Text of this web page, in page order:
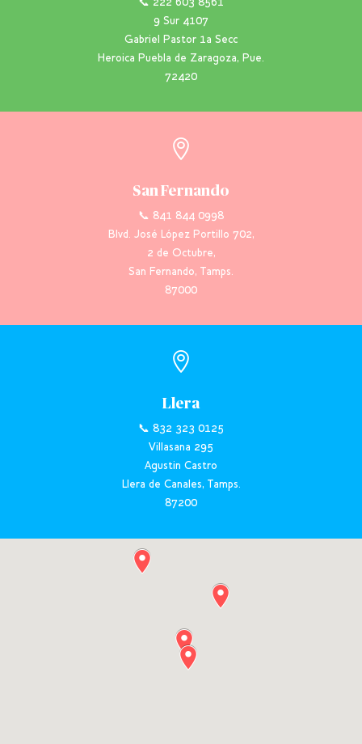
📞 222 603 8561
9 Sur 4107
Gabriel Pastor 1a Secc
Heroica Puebla de Zaragoza, Pue.
72420

San Fernando
📞 841 844 0998
Blvd. José López Portillo 702,
2 de Octubre,
San Fernando, Tamps.
87000

Llera
📞 832 323 0125
Villasana 295
Agustin Castro
Llera de Canales, Tamps.
87200